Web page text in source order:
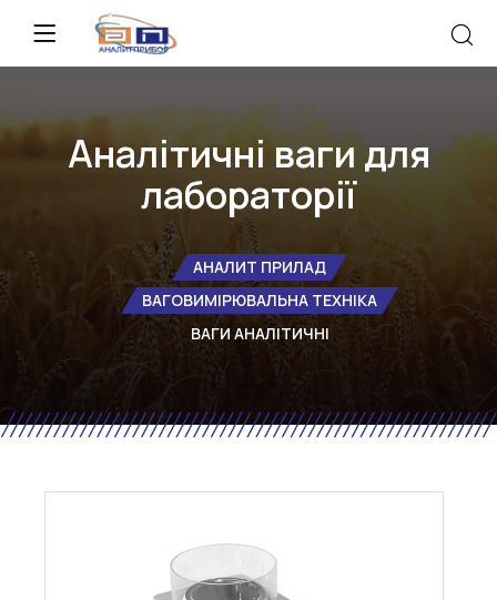
Аналітичні ваги для
лабораторії
АНАЛИТ ПРИЛАД
ВАГОВИМІРЮВАЛЬНА ТЕХНІКА
ВАГИ АНАЛІТИЧНІ